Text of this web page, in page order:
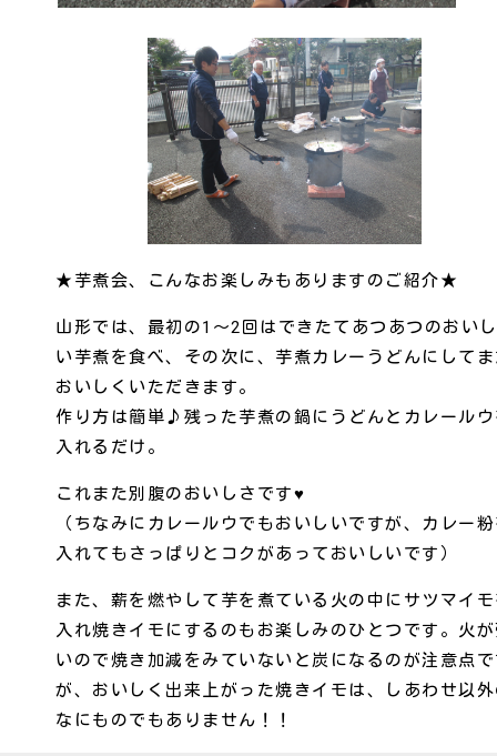
★芋煮会、こんなお楽しみもありますのご紹介★
山形では、最初の1～2回はできたてあつあつのおいし
い芋煮を食べ、その次に、芋煮カレーうどんにして
おいしくいただきます。
作り方は簡単♪残った芋煮の鍋にうどんとカレール
入れるだけ。
これまた別腹のおいしさです♥
（ちなみにカレールウでもおいしいですが、カレー
入れてもさっぱりとコクがあっておいしいです）
また、薪を燃やして芋を煮ている火の中にサツマイ
入れ焼きイモにするのもお楽しみのひとつです。火
いので焼き加減をみていないと炭になるのが注意点
が、おいしく出来上がった焼きイモは、しあわせ以
なにものでもありません！！